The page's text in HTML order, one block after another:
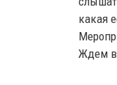
какая
Ждем